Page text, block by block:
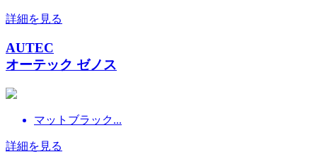
詳細を見る
AUTEC
オーテック ゼノス
マットブラック...
詳細を見る